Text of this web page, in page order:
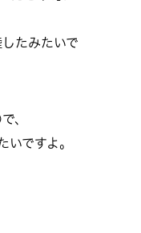
たみたいで
、
ですよ。